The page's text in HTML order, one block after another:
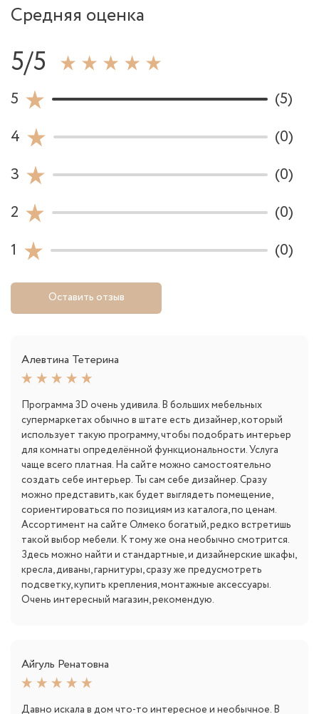
Средняя оценка
5/5
5
(5)
4
(0)
3
(0)
2
(0)
1
(0)
Оставить отзыв
Алевтина Тетерина
Программа 3D очень удивила. В больших мебельных
супермаркетах обычно в штате есть дизайнер, который
использует такую программу, чтобы подобрать интерьер
для комнаты определённой функциональности. Услуга
чаще всего платная. На сайте можно самостоятельно
создать себе интерьер. Ты сам себе дизайнер. Сразу
можно представить, как будет выглядеть помещение,
сориентироваться по позициям из каталога, по ценам.
Ассортимент на сайте Олмеко богатый, редко встретишь
такой выбор мебели. К тому же она необычно смотрится.
Здесь можно найти и стандартные, и дизайнерские шкафы,
кресла, диваны, гарнитуры, сразу же предусмотреть
подсветку, купить крепления, монтажные аксессуары.
Очень интересный магазин, рекомендую.
Айгуль Ренатовна
Давно искала в дом что-то интересное и необычное. В